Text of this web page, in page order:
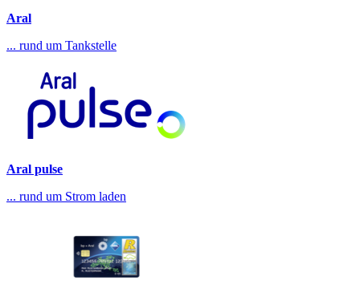
Aral
... rund um Tankstelle
Aral pulse
... rund um Strom laden